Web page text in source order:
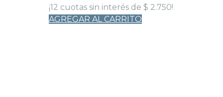
precio
original
precio
actual
¡12 cuotas sin interés de $ 2.750!
AGREGAR AL CARRITO